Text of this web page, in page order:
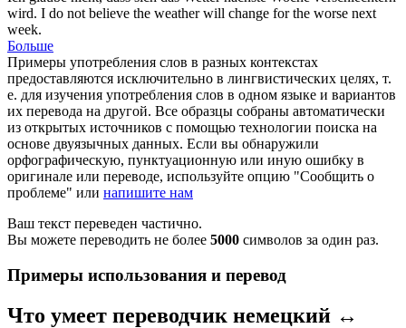
wird. I do not believe the weather will change for the worse next
week.
Больше
Примеры употребления слов в разных контекстах
предоставляются исключительно в лингвистических целях, т.
е. для изучения употребления слов в одном языке и вариантов
их перевода на другой. Все образцы собраны автоматически
из открытых источников с помощью технологии поиска на
основе двуязычных данных. Если вы обнаружили
орфографическую, пунктуационную или иную ошибку в
оригинале или переводе, используйте опцию "Сообщить о
проблеме" или напишите нам
Ваш текст переведен частично.
Вы можете переводить не более 5000 символов за один раз.
Примеры использования и перевод
Что умеет переводчик немецкий ↔